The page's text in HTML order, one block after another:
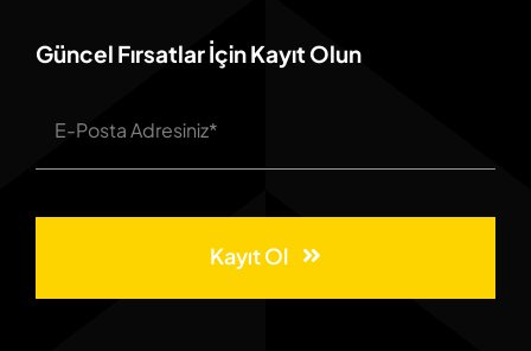
Güncel Fırsatlar İçin Kayıt Olun
Kayıt Ol